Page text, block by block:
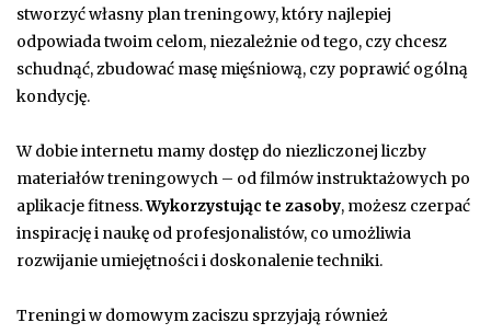
stworzyć własny plan treningowy, który najlepiej
odpowiada twoim celom, niezależnie od tego, czy chcesz
schudnąć, zbudować masę mięśniową, czy poprawić ogólną
kondycję.
W dobie internetu mamy dostęp do niezliczonej liczby
materiałów treningowych – od filmów instruktażowych po
aplikacje fitness.Wykorzystując te zasoby, możesz czerpać
inspirację i naukę od profesjonalistów, co umożliwia
rozwijanie umiejętności i doskonalenie techniki.
Treningi w domowym zaciszu sprzyjają również